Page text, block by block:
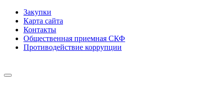
Закупки
Карта сайта
Контакты
Общественная приемная СКФ
Противодействие коррупции